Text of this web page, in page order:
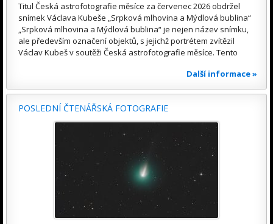
Titul Česká astrofotografie měsíce za červenec 2026 obdržel
snímek Václava Kubeše „Srpková mlhovina a Mýdlová bublina“
„Srpková mlhovina a Mýdlová bublina“ je nejen název snímku,
ale především označení objektů, s jejichž portrétem zvítězil
Václav Kubeš v soutěži Česká astrofotografie měsíce. Tento
Další informace »
POSLEDNÍ ČTENÁŘSKÁ FOTOGRAFIE